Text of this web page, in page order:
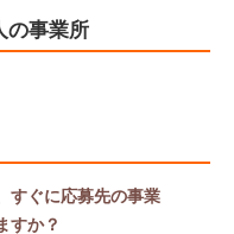
の事業所
すぐに応募先の事業
すか？